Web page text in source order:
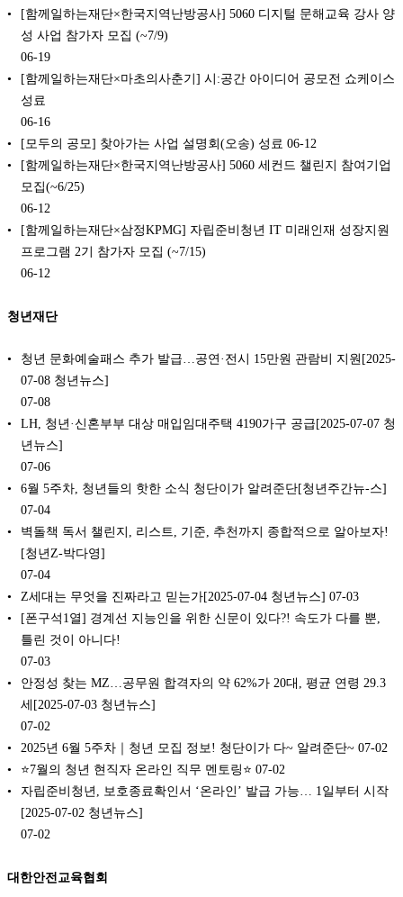
[함께일하는재단×한국지역난방공사] 5060 디지털 문해교육 강사 양
성 사업 참가자 모집 (~7/9)
06-19
[함께일하는재단×마초의사춘기] 시:공간 아이디어 공모전 쇼케이스
성료
06-16
[모두의 공모] 찾아가는 사업 설명회(오송) 성료 06-12
[함께일하는재단×한국지역난방공사] 5060 세컨드 챌린지 참여기업
모집(~6/25)
06-12
[함께일하는재단×삼정KPMG] 자립준비청년 IT 미래인재 성장지원
프로그램 2기 참가자 모집 (~7/15)
06-12
청년재단
청년 문화예술패스 추가 발급…공연·전시 15만원 관람비 지원[2025-
07-08 청년뉴스]
07-08
LH, 청년·신혼부부 대상 매입임대주택 4190가구 공급[2025-07-07 청
년뉴스]
07-06
6월 5주차, 청년들의 핫한 소식 청단이가 알려준단[청년주간뉴-스]
07-04
벽돌책 독서 챌린지, 리스트, 기준, 추천까지 종합적으로 알아보자!
[청년Z-박다영]
07-04
Z세대는 무엇을 진짜라고 믿는가[2025-07-04 청년뉴스] 07-03
[폰구석1열] 경계선 지능인을 위한 신문이 있다?! 속도가 다를 뿐,
틀린 것이 아니다!
07-03
안정성 찾는 MZ…공무원 합격자의 약 62%가 20대, 평균 연령 29.3
세[2025-07-03 청년뉴스]
07-02
2025년 6월 5주차｜청년 모집 정보! 청단이가 다~ 알려준단~ 07-02
⭐7월의 청년 현직자 온라인 직무 멘토링⭐ 07-02
자립준비청년, 보호종료확인서 ‘온라인’ 발급 가능… 1일부터 시작
[2025-07-02 청년뉴스]
07-02
대한안전교육협회